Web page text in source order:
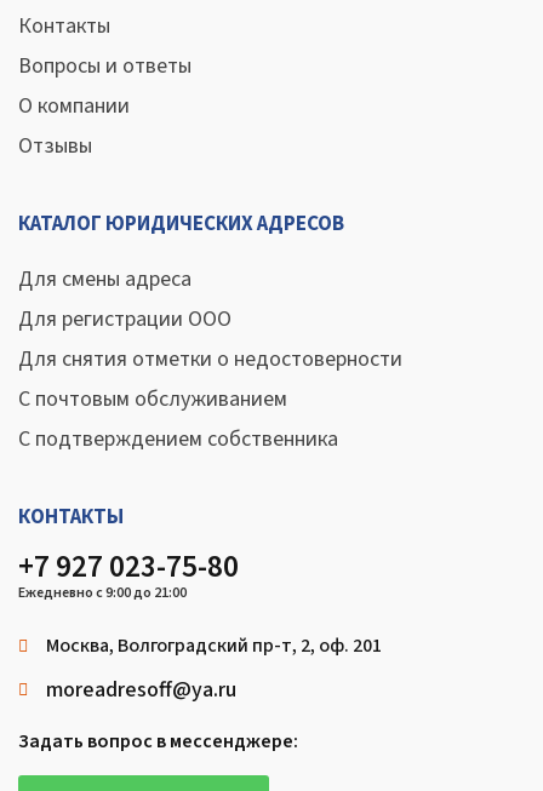
Контакты
Вопросы и ответы
О компании
Отзывы
КАТАЛОГ ЮРИДИЧЕСКИХ АДРЕСОВ
Для смены адреса
Для регистрации ООО
Для снятия отметки о недостоверности
С почтовым обслуживанием
С подтверждением собственника
КОНТАКТЫ
+7 927 023-75-80
Ежедневно с 9:00 до 21:00
Москва, Волгоградский пр-т, 2, оф. 201
moreadresoff@ya.ru
Задать вопрос в мессенджере: